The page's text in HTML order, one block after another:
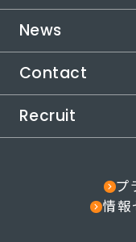
カイテクシフト
運営メディア
本社所在地
受賞歴
自治体連携
代表メッセージ
代表メッセージ
取り組む社会課題
インパクトロジック
社会課題の解決方法
News
お知らせ
Contact
ご利用についてお困りの方
カイテクで働きたい方
Recruit
プ
情報